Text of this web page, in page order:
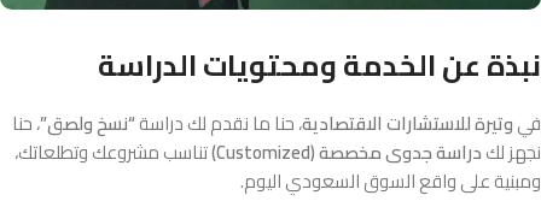
نبذة عن الخدمة ومحتويات الدراسة
فيوتيرة للاستشارات الاقتصادية، حنا ما نقدم لك دراسة“نسخ ولصق”، حنا
نجهز لكدراسة جدوى مخصصة (Customized)
تناسب مشروعك وتطلعاتك،
ومبنية على واقع السوق السعودي اليوم.